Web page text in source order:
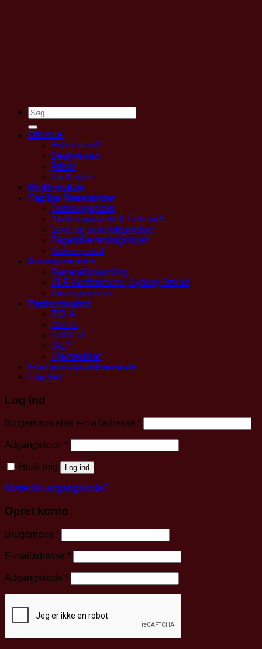
Om ALF
Hvem er vi?
Bestyrelsen
Priser
Vedtægter
Medlemskab
Faglige Ressourcer
Audiologopædi
Audiologopædisk Tidsskrift
Love og bekendtgørelser
Fagetiske retningslinjer
Vidensportal
Arrangementer
Generalforsamling
ALF Konferencen, Nyborg Strand
Arrangementer
Partnerskaber
ESLA
ASHA
RADLD
IALP
Hjernerådet
Find privatpraktiserende
Log ind
Log ind
Brugernavn eller e-mailadresse *Påkrævet
Adgangskode *Påkrævet
Husk mig Log ind
Mistet din adgangskode?
Opret konto
Brugernavn *Påkrævet
E-mailadresse *Påkrævet
Adgangskode *Påkrævet